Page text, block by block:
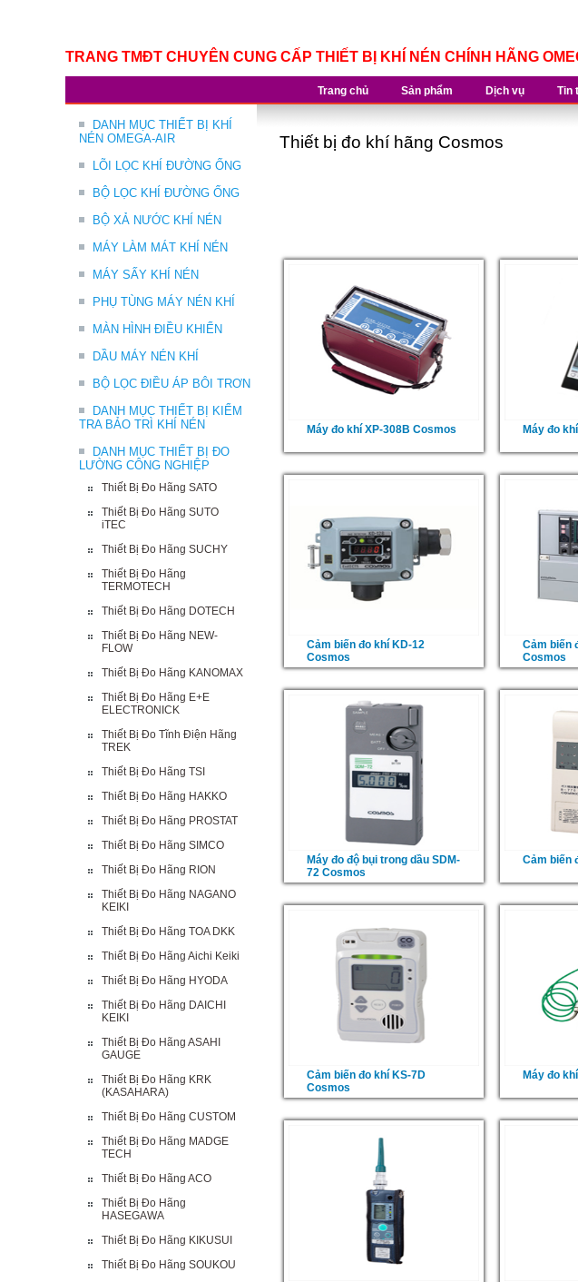
TRANG TMĐT CHUYÊN CUNG CẤP THIẾT BỊ KHÍ NÉN CHÍNH HÃNG
Trang chủ Sản phẩm Dịch vụ Tin
DANH MỤC THIẾT BỊ KHÍ
NÉN OMEGA-AIR
LÕI LỌC KHÍ ĐƯỜNG ỐNG
BỘ LỌC KHÍ ĐƯỜNG ỐNG
BỘ XẢ NƯỚC KHÍ NÉN
MÁY LÀM MÁT KHÍ NÉN
MÁY SẤY KHÍ NÉN
PHỤ TÙNG MÁY NÉN KHÍ
MÀN HÌNH ĐIỀU KHIỂN
DẦU MÁY NÉN KHÍ
BỘ LỌC ĐIỀU ÁP BÔI TRƠN
DANH MỤC THIẾT BỊ KIỂM
TRA BẢO TRÌ KHÍ NÉN
DANH MỤC THIẾT BỊ ĐO
LƯỜNG CÔNG NGHIỆP
Thiết Bị Đo Hãng SATO
Thiết Bị Đo Hãng SUTO
iTEC
Thiết Bị Đo Hãng SUCHY
Thiết Bị Đo Hãng
TERMOTECH
Thiết Bị Đo Hãng DOTECH
Thiết Bị Đo Hãng NEW-
FLOW
Thiết Bị Đo Hãng KANOMAX
Thiết Bị Đo Hãng E+E
ELECTRONICK
Thiết Bị Đo Tĩnh Điện Hãng
TREK
Thiết Bị Đo Hãng TSI
Thiết Bị Đo Hãng HAKKO
Thiết Bị Đo Hãng PROSTAT
Thiết Bị Đo Hãng SIMCO
Thiết Bị Đo Hãng RION
Thiết Bị Đo Hãng NAGANO
KEIKI
Thiết Bị Đo Hãng TOA DKK
Thiết Bị Đo Hãng Aichi Keiki
Thiết Bị Đo Hãng HYODA
Thiết Bị Đo Hãng DAICHI
KEIKI
Thiết Bị Đo Hãng ASAHI
GAUGE
Thiết Bị Đo Hãng KRK
(KASAHARA)
Thiết Bị Đo Hãng CUSTOM
Thiết Bị Đo Hãng MADGE
TECH
Thiết Bị Đo Hãng ACO
Thiết Bị Đo Hãng
HASEGAWA
Thiết Bị Đo Hãng KIKUSUI
Thiết Bị Đo Hãng SOUKOU
Thiết bị đo khí hãng Cosmos
Máy đo khí XP-308B Cosmos Máy đo
Cảm biến đo khí KD-12
Cosmos
Cảm biến
Cosmos
Máy đo độ bụi trong dầu SDM-
72 Cosmos
Cảm biến
Cảm biến đo khí KS-7D
Cosmos
Máy đo